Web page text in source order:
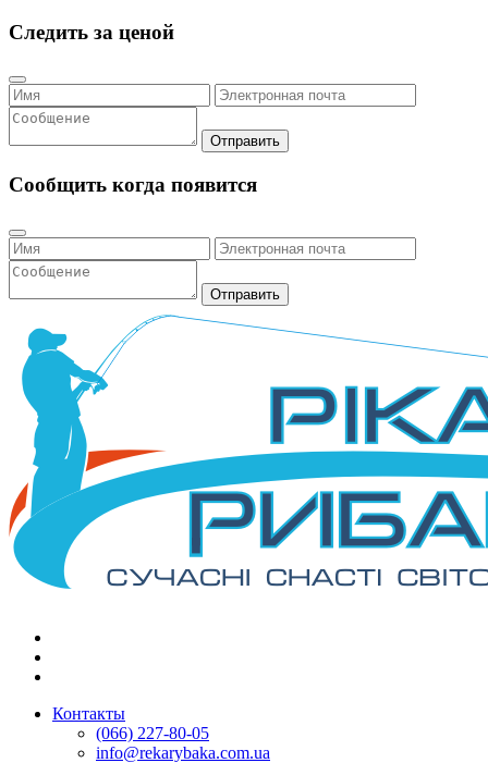
Следить за ценой
Отправить
Сообщить когда появится
Отправить
Контакты
(066) 227-80-05
info@rekarybaka.com.ua